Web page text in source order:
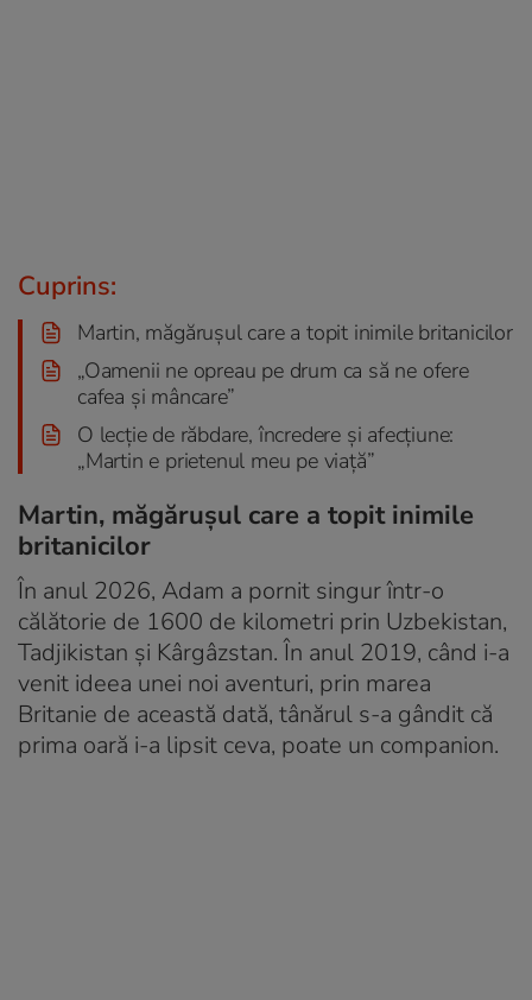
Cuprins:
Martin, măgărușul care a topit inimile britanicilor
„Oamenii ne opreau pe drum ca să ne ofere
cafea și mâncare”
O lecție de răbdare, încredere și afecțiune:
„Martin e prietenul meu pe viață”
Martin, măgărușul care a topit inimile
britanicilor
În anul 2026, Adam a pornit singur într-o
călătorie de 1600 de kilometri prin Uzbekistan,
Tadjikistan și Kârgâzstan. În anul 2019, când i-a
venit ideea unei noi aventuri, prin marea
Britanie de această dată, tânărul s-a gândit că
prima oară i-a lipsit ceva, poate un companion.